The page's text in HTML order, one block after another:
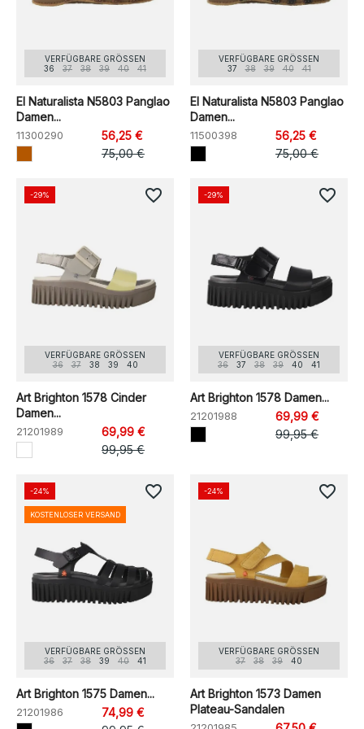
VERFÜGBARE GRÖSSEN
36
37 38 39 40 41
El Naturalista N5803 Panglao
Damen...
11300290
56,25 €
75,00 €
VERFÜGBARE GRÖSSEN
37
38 39 40 41
El Naturalista N5803 Panglao
Damen...
11500398
56,25 €
75,00 €
VERFÜGBARE GRÖSSEN
36
37 38 39 40
Art Brighton 1578 Cinder
Damen...
21201989
69,99 €
99,95 €
-29% favorite_border
VERFÜGBARE GRÖSSEN
36
37 38 39 40 41
Art Brighton 1578 Damen...
21201988
69,99 €
99,95 €
-29% favorite_border
VERFÜGBARE GRÖSSEN
36
37 38 39 40 41
Art Brighton 1575 Damen...
21201986
74,99 €
-24%
KOSTENLOSER VERSAND
favorite_border
VERFÜGBARE GRÖSSEN
37
38 39 40
Art Brighton 1573 Damen
Plateau-Sandalen
-24% favorite_border